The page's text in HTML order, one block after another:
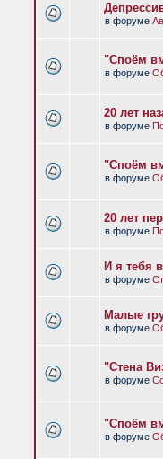
в форуме
"Споём
в форуме
20 лет
в форуме
"Споём
в форуме
20 лет
в форуме
И я тебя
в форуме
Малые
в форуме
"Стена
в форуме
"Споём
в форуме